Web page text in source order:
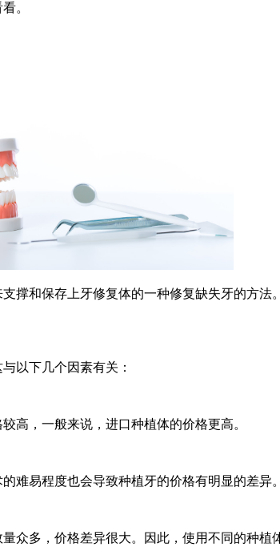
。
撑和保存上牙修复体的一种修复缺失牙的方
以下几个因素有关：
，一般来说，进口种植体的价格更高。
易程度也会导致种植牙的价格有明显的差异
多，价格差异很大。因此，使用不同的种植